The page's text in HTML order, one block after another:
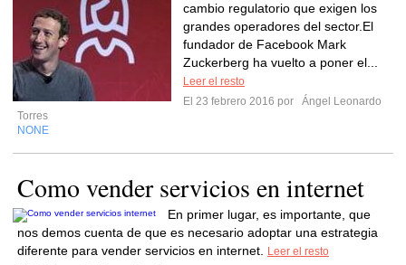
cambio regulatorio que exigen los
grandes operadores del sector.El
fundador de Facebook Mark
Zuckerberg ha vuelto a poner el...
Leer el resto
El 23 febrero 2016 por
Ángel Leonardo
Torres
NONE
Como vender servicios en internet
En primer lugar, es importante, que
nos demos cuenta de que es necesario adoptar una estrategia
diferente para vender servicios en internet.
Leer el resto